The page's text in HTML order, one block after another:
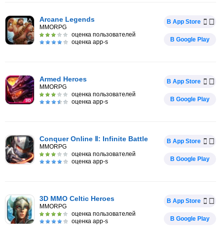
Arcane Legends
MMORPG
оценка пользователей
оценка app-s
В App Store
В Google Play
Armed Heroes
MMORPG
оценка пользователей
оценка app-s
В App Store
В Google Play
Conquer Online Ⅱ: Infinite Battle
MMORPG
оценка пользователей
оценка app-s
В App Store
В Google Play
3D MMO Celtic Heroes
MMORPG
оценка пользователей
оценка app-s
В App Store
В Google Play